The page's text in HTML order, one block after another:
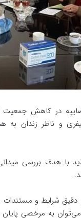
در کاهش جمعیت
و ناظر زندان به
با هدف بررسی
دقیق شرایط و